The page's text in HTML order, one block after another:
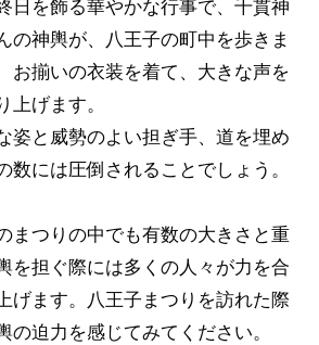
日を飾る華やかな行事で、千貫神
の神輿が、八王子の町中を歩きま
お揃いの衣装を着て、大きな声を
上げます。
姿と威勢のよい担ぎ手、道を埋め
数には圧倒されることでしょう。
まつりの中でも有数の大きさと重
を担ぐ際には多くの人々が力を合
げます。八王子まつりを訪れた際
の迫力を感じてみてください。